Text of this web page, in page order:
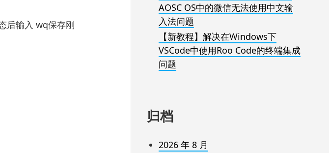
后输入 wq保存刚
AOSC OS中的微信无法使用中文输
入法问题
【新教程】解决在Windows下
VSCode中使用Roo Code的终端集成
问题
归档
2026 年 8 月